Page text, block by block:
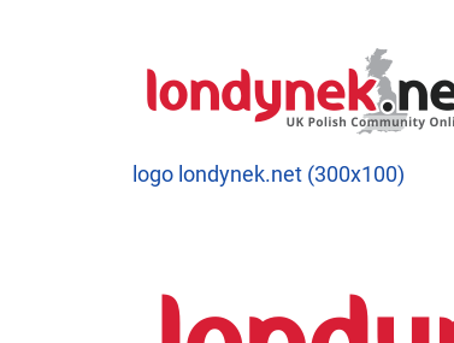
logo londynek.net (300x100)